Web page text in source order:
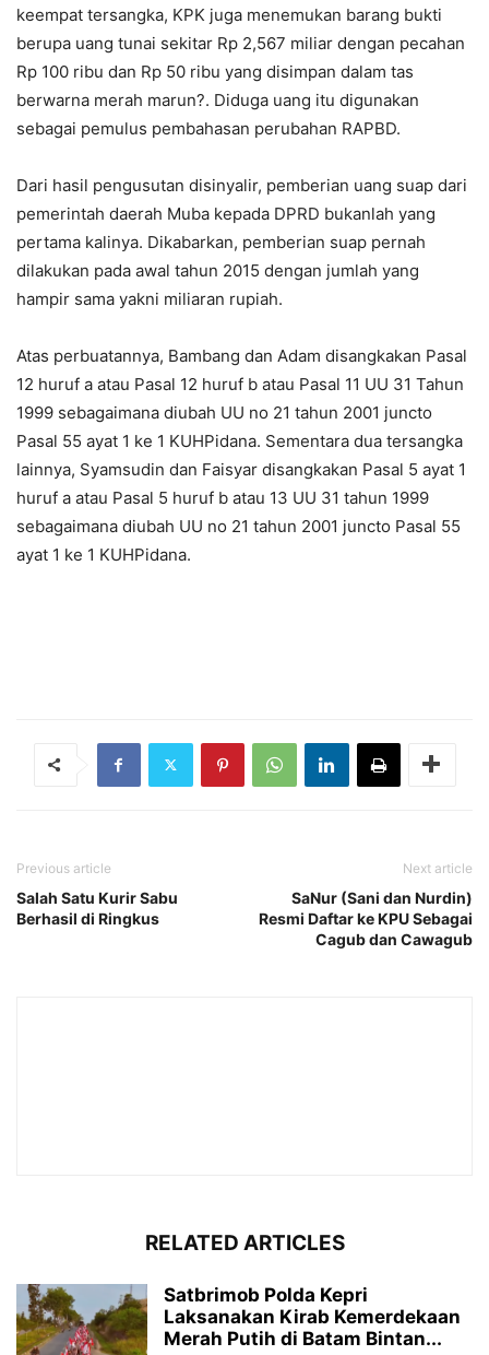
keempat tersangka, KPK juga menemukan barang bukti
berupa uang tunai sekitar Rp 2,567 miliar dengan pecahan
Rp 100 ribu dan Rp 50 ribu yang disimpan dalam tas
berwarna merah marun?. Diduga uang itu digunakan
sebagai pemulus pembahasan perubahan RAPBD.
Dari hasil pengusutan disinyalir, pemberian uang suap dari
pemerintah daerah Muba kepada DPRD bukanlah yang
pertama kalinya. Dikabarkan, pemberian suap pernah
dilakukan pada awal tahun 2015 dengan jumlah yang
hampir sama yakni miliaran rupiah.
Atas perbuatannya, Bambang dan Adam disangkakan Pasal
12 huruf a atau Pasal 12 huruf b atau Pasal 11 UU 31 Tahun
1999 sebagaimana diubah UU no 21 tahun 2001 juncto
Pasal 55 ayat 1 ke 1 KUHPidana. Sementara dua tersangka
lainnya, Syamsudin dan Faisyar disangkakan Pasal 5 ayat 1
huruf a atau Pasal 5 huruf b atau 13 UU 31 tahun 1999
sebagaimana diubah UU no 21 tahun 2001 juncto Pasal 55
ayat 1 ke 1 KUHPidana.
Previous article
Salah Satu Kurir Sabu
Berhasil di Ringkus
Next article
SaNur (Sani dan Nurdin)
Resmi Daftar ke KPU Sebagai
Cagub dan Cawagub
RELATED ARTICLES
Satbrimob Polda Kepri
Laksanakan Kirab Kemerdekaan
Merah Putih di Batam Bintan...